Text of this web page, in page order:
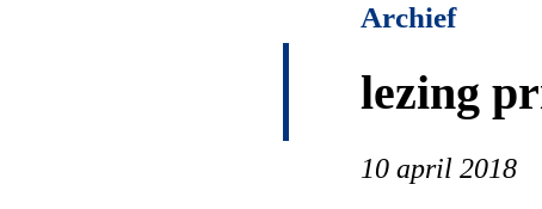
Archief
lezing
10 april 2018